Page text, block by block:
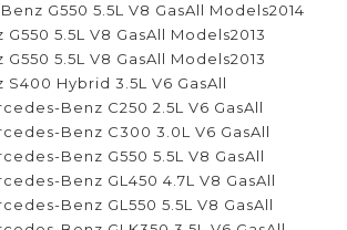
G550 5.5L V8 GasAll Models2014
5.5L V8 GasAll Models2013
5.5L V8 GasAll Models2013
Hybrid 3.5L V6 GasAll
Benz C250 2.5L V6 GasAll
Benz C300 3.0L V6 GasAll
Benz G550 5.5L V8 GasAll
Benz GL450 4.7L V8 GasAll
Benz GL550 5.5L V8 GasAll